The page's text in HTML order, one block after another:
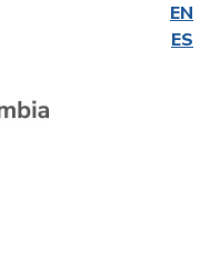
EN
ES